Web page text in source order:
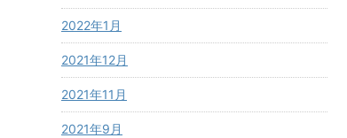
2022年1月
2021年12月
2021年11月
2021年9月